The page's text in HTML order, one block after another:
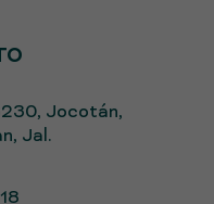
Jocotán,
Jal.